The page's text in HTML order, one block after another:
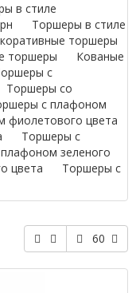
в стиле
Торшеры в стиле
торшеры
торшеры
Кованые
с
Торшеры со
с плафоном
фиолетового цвета
Торшеры с
зеленого
цвета
Торшеры с
60